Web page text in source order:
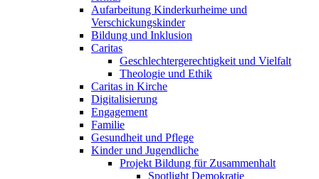
Aufarbeitung Kinderkurheime und
Verschickungskinder
Bildung und Inklusion
Caritas
Geschlechtergerechtigkeit und Vielfalt
Theologie und Ethik
Caritas in Kirche
Digitalisierung
Engagement
Familie
Gesundheit und Pflege
Kinder und Jugendliche
Projekt Bildung für Zusammenhalt
Spotlight Demokratie